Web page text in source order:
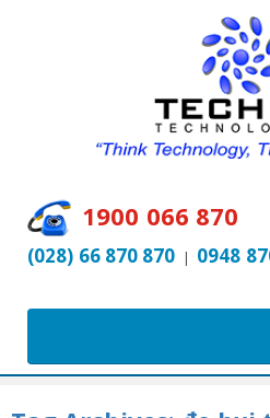
1900 066 870
(028) 66 870 870 | 0948